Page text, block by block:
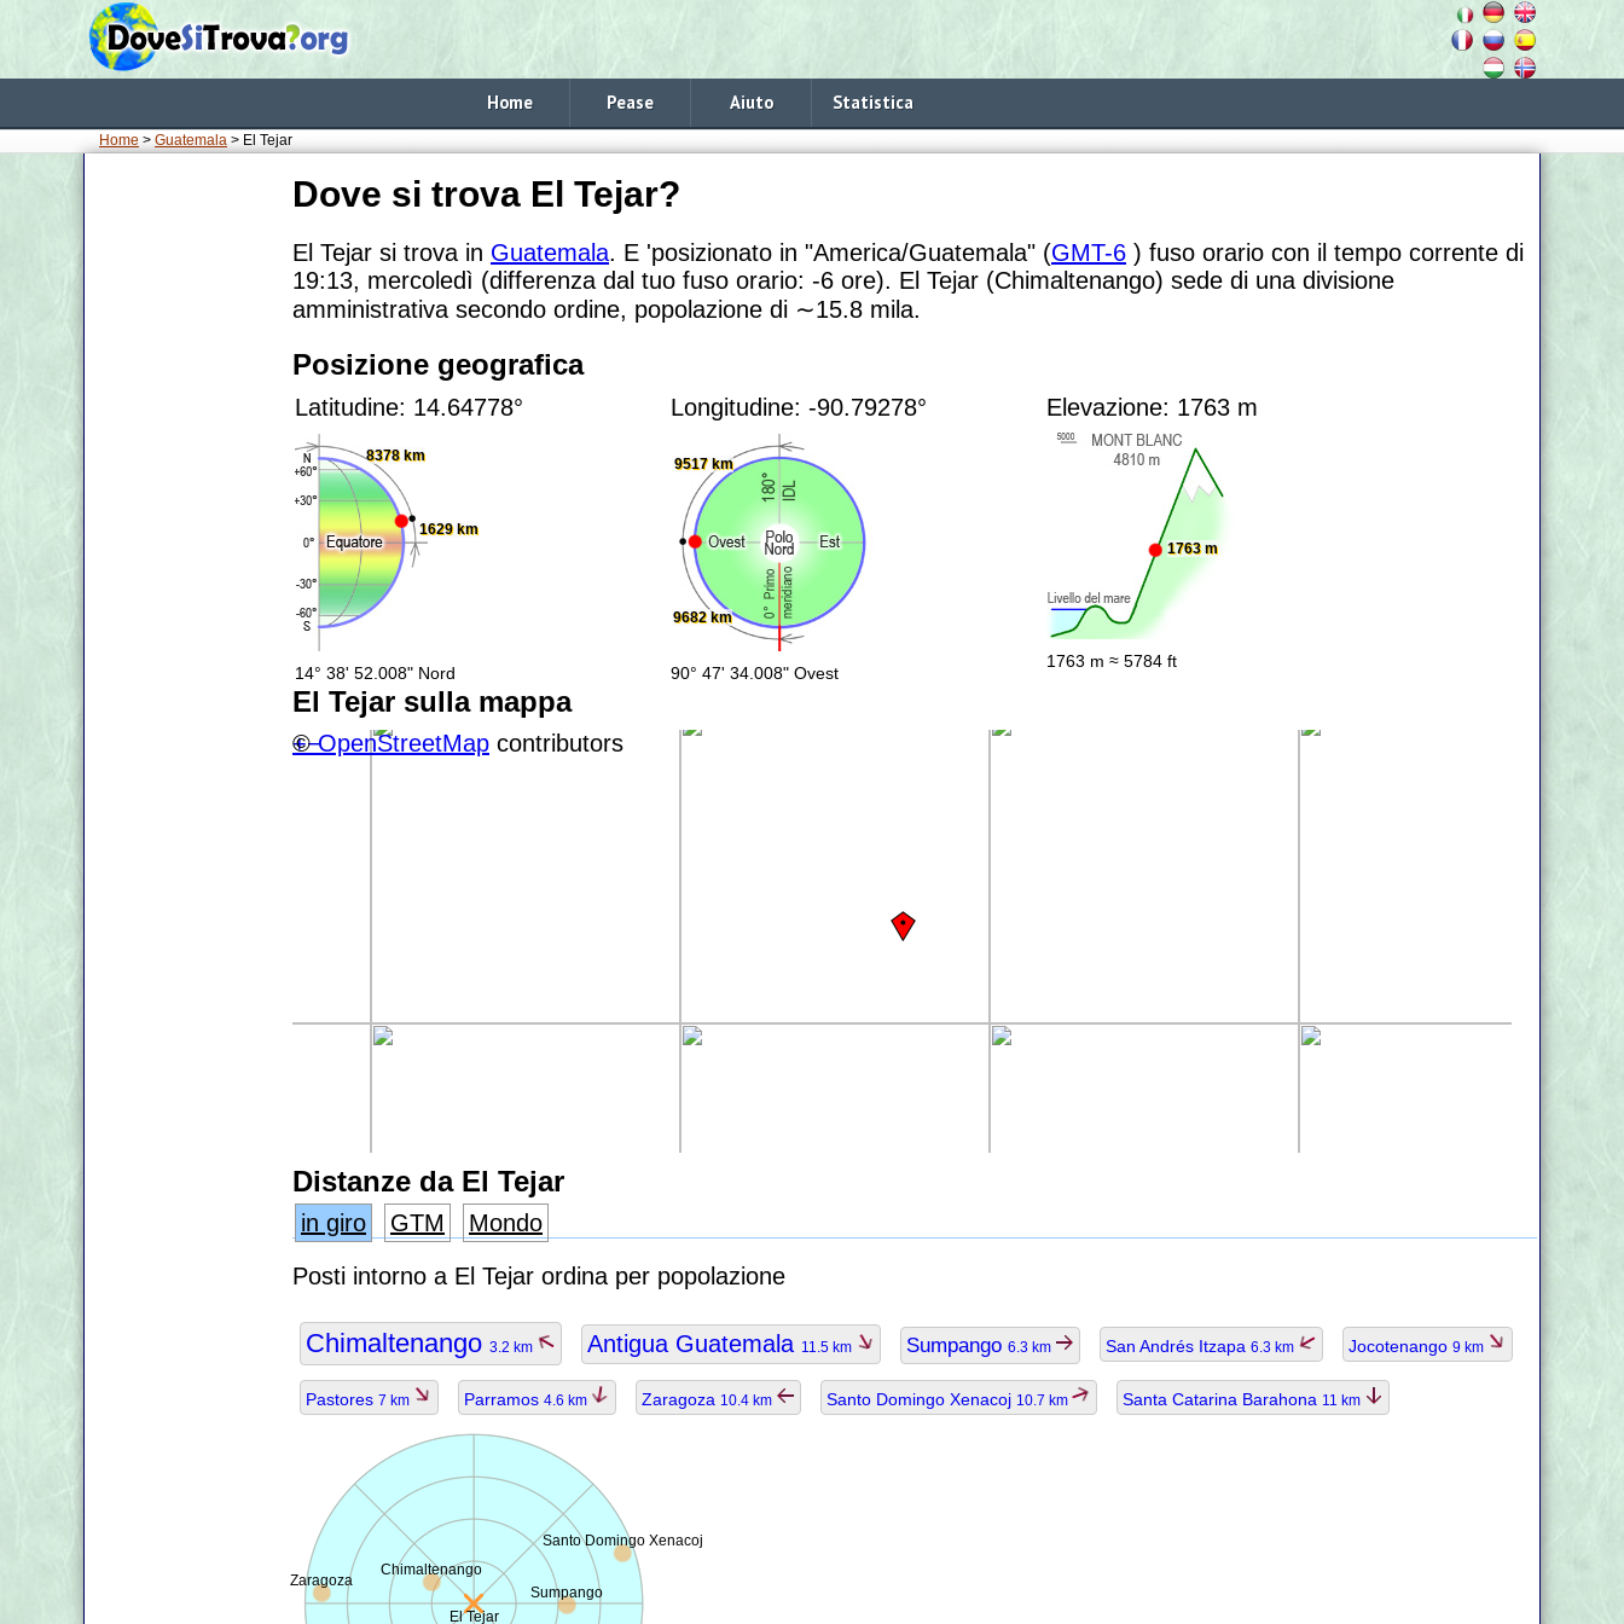
Home Pease Aiuto Statistica
Home > Guatemala > El Tejar
Dove si trova El Tejar?
El Tejar si trova in Guatemala. E 'posizionato in "America/Guatemala" (GMT-6 ) fuso orario con il tempo corrente di
19:13, mercoledì (differenza dal tuo fuso orario: -6 ore). El Tejar (Chimaltenango) sede di una divisione
amministrativa secondo ordine, popolazione di ∼15.8 mila.
Posizione geografica
Latitudine: 14.64778°
8378 km
1629 km
14° 38' 52.008" Nord
Longitudine: -90.79278°
9682 km
9517 km
90° 47' 34.008" Ovest
Elevazione: 1763 m
1763 m
1763 m ≈ 5784 ft
El Tejar sulla mappa
+−
©OpenStreetMap contributors
Distanze da El Tejar
in giro GTM
Mondo
Posti intorno a El Tejar ordina per popolazione
Chimaltenango 3.2 km Antigua Guatemala 11.5 km Sumpango 6.3 km San Andrés Itzapa 6.3 km Jocotenango 9 km
Pastores 7 km Parramos 4.6 km Zaragoza 10.4 km Santo Domingo Xenacoj 10.7 km Santa Catarina Barahona 11 km
El Tejar
Chimaltenango
Sumpango
Zaragoza
Santo Domingo Xenacoj